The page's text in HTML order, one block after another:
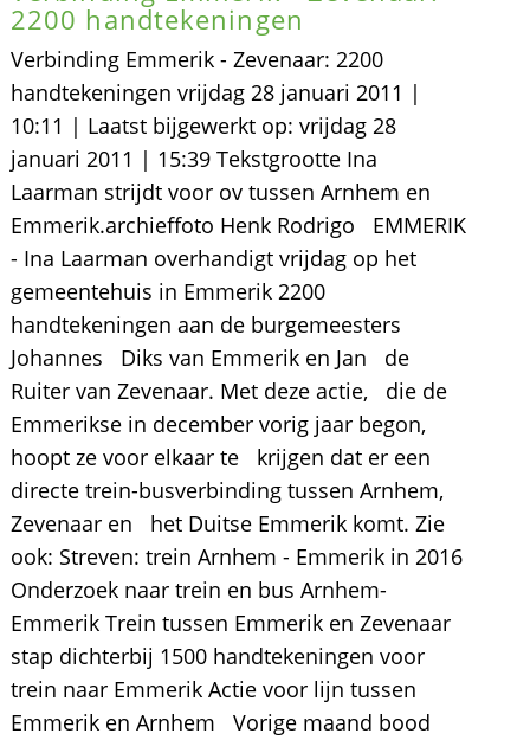
2200 handtekeningen
Verbinding Emmerik - Zevenaar: 2200
handtekeningen vrijdag 28 januari 2011 |
10:11 | Laatst bijgewerkt op: vrijdag 28
januari 2011 | 15:39 Tekstgrootte Ina
Laarman strijdt voor ov tussen Arnhem en
Emmerik.archieffoto Henk Rodrigo EMMERIK
- Ina Laarman overhandigt vrijdag op het
gemeentehuis in Emmerik 2200
handtekeningen aan de burgemeesters
Johannes Diks van Emmerik en Jan de
Ruiter van Zevenaar. Met deze actie, die de
Emmerikse in december vorig jaar begon,
hoopt ze voor elkaar te krijgen dat er een
directe trein-busverbinding tussen Arnhem,
Zevenaar en het Duitse Emmerik komt. Zie
ook: Streven: trein Arnhem - Emmerik in 2016
Onderzoek naar trein en bus Arnhem-
Emmerik Trein tussen Emmerik en Zevenaar
stap dichterbij 1500 handtekeningen voor
trein naar Emmerik Actie voor lijn tussen
Emmerik en Arnhem Vorige maand bood